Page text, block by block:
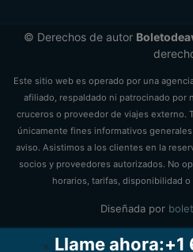
© Derechos de autor
Este sitio web es operado por una
afiliado, respaldado ni patrocinado por
cruceros o proveedor de viajes externo.
únicamente fines informativos
aviso. Asistimos a los clientes en la
socios y proveedores autorizados. No
horarios, tarifas, disponibilidad
Diseñada por
× Llame